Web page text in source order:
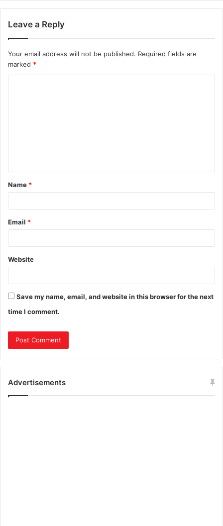
Leave a Reply
Your email address will not be published. Required fields are
marked *
Name *
Email *
Website
Save my name, email, and website in this browser for the next
time I comment.
Advertisements